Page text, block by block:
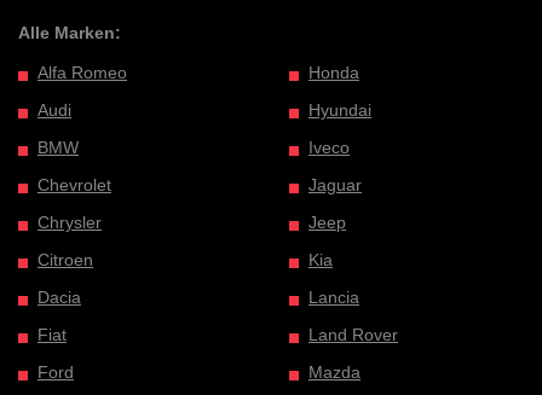
Alle Marken:
Alfa Romeo
Audi
BMW
Chevrolet
Chrysler
Citroen
Dacia
Fiat
Ford
Honda
Hyundai
Iveco
Jaguar
Jeep
Kia
Lancia
Land Rover
Mazda